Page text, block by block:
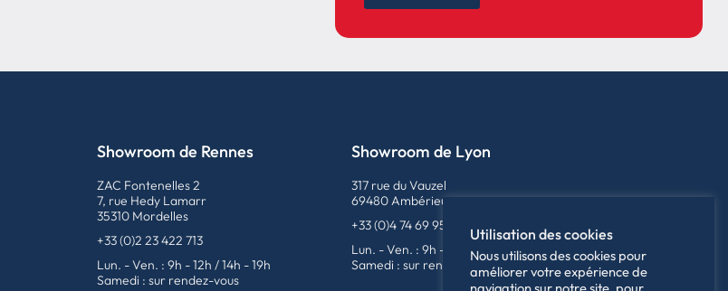
Showroom de Rennes
ZAC Fontenelles 2
7, rue Hedy Lamarr
35310 Mordelles
+33 (0)2 23 422 713
Lun. - Ven. : 9h - 12h / 14h - 19h
Samedi : sur rendez-vous
Showroom de Lyon
317 rue du Vauzel
69480 Ambérieux
+33 (0)4 74 69 95 79
Lun. - Ven. : 9h - 12h / 14h - 18h
Samedi : sur rendez-vous
Utilisation des cookies
Nous utilisons des cookies pour
améliorer votre expérience de